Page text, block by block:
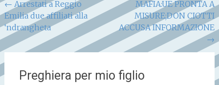
Navigazione
articoli
← Arrestati a Reggio
Emilia due affiliati alla
‘ndrangheta
MAFIA:UE PRONTA A
MISURE;DON CIOTTI
ACCUSA INFORMAZIONE
→
Preghiera per mio figlio